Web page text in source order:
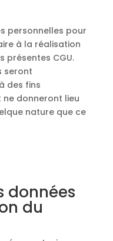
personnelles pour
à la réalisation
présentes CGU.
seront
des fins
donneront lieu
nature que ce
données
du